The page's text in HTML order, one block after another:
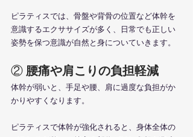
ピラティスでは、骨盤や背骨の位置など体幹を
意識するエクササイズが多く、日常でも正しい
姿勢を保つ意識が自然と身についていきます。
② 腰痛や肩こりの負担軽減
体幹が弱いと、手足や腰、肩に過度な負担がか
かりやすくなります。
ピラティスで体幹が強化されると、身体全体の